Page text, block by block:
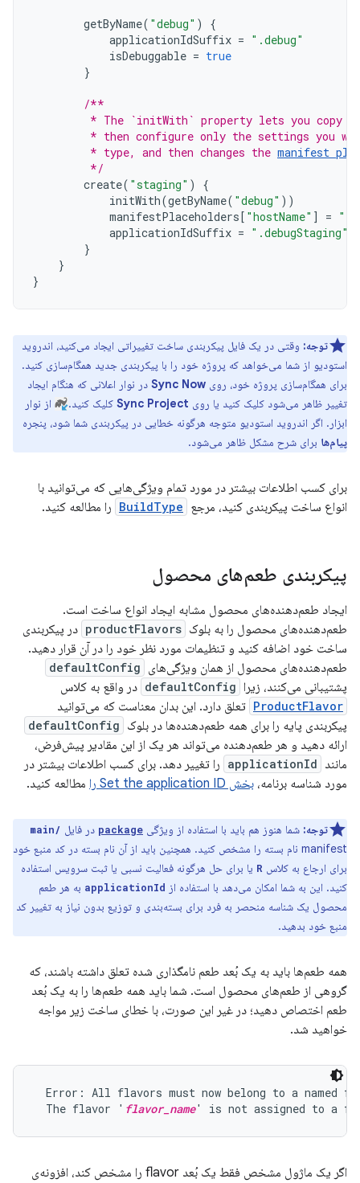
getByName( "debug" )
{
applicationIdSuffix = ".debug"
isDebuggable = true
}
/**
* The `initWith` property lets you copy
* then configure only the settings you
         * type, and then changes the
manifest
         */
create( "staging" )
{
initWith(getByName( "debug" ))
manifestPlaceholders[ "hostName" ] =
applicationIdSuffix = ".debugStaging"
}
}
}
توجه: وقتی در یک فایل پیکربندی ساخت تغییراتی ایجاد می‌کنید، اندروید
استودیو از شما می‌خواهد که پروژه خود را با پیکربندی جدید همگام‌سازی کنید.
برای همگام‌سازی پروژه خود، روی Sync Now در نوار اعلانی که هنگام ایجاد
تغییر ظاهر می‌شود کلیک کنید یا روی Sync Project کلیک کنید.
از نوار
ابزار. اگر اندروید استودیو متوجه هرگونه خطایی در پیکربندی شما شود، پنجره
پیام‌ها برای شرح مشکل ظاهر می‌شود.
برای کسب اطلاعات بیشتر در مورد تمام ویژگی‌هایی که می‌توانید با
انواع ساخت پیکربندی کنید، مرجع BuildType را مطالعه کنید.
پیکربندی طعم‌های محصول
ایجاد طعم‌دهنده‌های محصول مشابه ایجاد انواع ساخت است.
طعم‌دهنده‌های محصول را به بلوک productFlavors در پیکربندی
ساخت خود اضافه کنید و تنظیمات مورد نظر خود را در آن قرار دهید.
طعم‌دهنده‌های محصول از همان ویژگی‌های defaultConfig
پشتیبانی می‌کنند، زیرا defaultConfig در واقع به کلاس
ProductFlavor تعلق دارد. این بدان معناست که می‌توانید
پیکربندی پایه را برای همه طعم‌دهنده‌ها در بلوک defaultConfig
ارائه دهید و هر طعم‌دهنده می‌تواند هر یک از این مقادیر پیش‌فرض،
مانند applicationId را تغییر دهد. برای کسب اطلاعات بیشتر در
مورد شناسه برنامه، بخش Set the application ID را مطالعه کنید.
توجه: شما هنوز هم باید با استفاده از ویژگی package در فایل main/
manifest نام بسته را مشخص کنید. همچنین باید از آن نام بسته در کد منبع خود
برای ارجاع به کلاس R یا برای حل هرگونه فعالیت نسبی یا ثبت سرویس استفاده
کنید. این به شما امکان می‌دهد با استفاده از applicationId به هر طعم
محصول یک شناسه منحصر به فرد برای بسته‌بندی و توزیع بدون نیاز به تغییر کد
منبع خود بدهید.
همه طعم‌ها باید به یک بُعد طعم نامگذاری شده تعلق داشته باشند، که
گروهی از طعم‌های محصول است. شما باید همه طعم‌ها را به یک بُعد
طعم اختصاص دهید؛ در غیر این صورت، با خطای ساخت زیر مواجه
خواهید شد.
Error: All flavors must now belong to a named
  The flavor '
flavor_name
اگر یک ماژول مشخص فقط یک بُعد flavor را مشخص کند، افزونه‌ی